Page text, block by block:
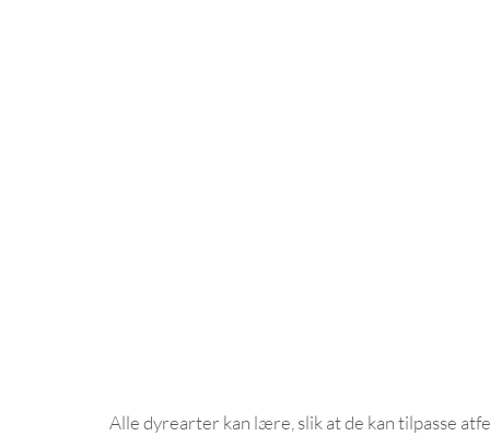
Alle dyrearter kan lære, slik at de kan tilpasse